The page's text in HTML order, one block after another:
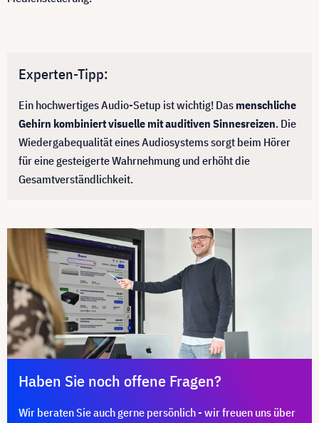
Experten-Tipp:
Ein hochwertiges Audio-Setup ist wichtig! Das menschliche
Gehirn kombiniert visuelle mit auditiven Sinnesreizen. Die
Wiedergabequalität eines Audiosystems sorgt beim Hörer
für eine gesteigerte Wahrnehmung und erhöht die
Gesamtverständlichkeit.
Haben Sie noch offene Fragen?
Wir beraten Sie auch gerne persönlich - wir freuen uns über